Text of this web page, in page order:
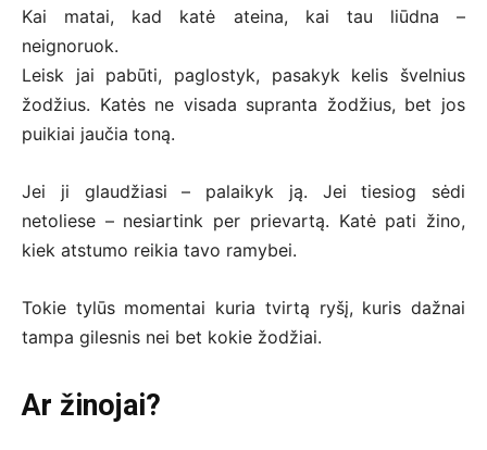
Kai matai, kad katė ateina, kai tau liūdna –
neignoruok.
Leisk jai pabūti, paglostyk, pasakyk kelis švelnius
žodžius. Katės ne visada supranta žodžius, bet jos
puikiai jaučia toną.
Jei ji glaudžiasi – palaikyk ją. Jei tiesiog sėdi
netoliese – nesiartink per prievartą. Katė pati žino,
kiek atstumo reikia tavo ramybei.
Tokie tylūs momentai kuria tvirtą ryšį, kuris dažnai
tampa gilesnis nei bet kokie žodžiai.
Ar žinojai?